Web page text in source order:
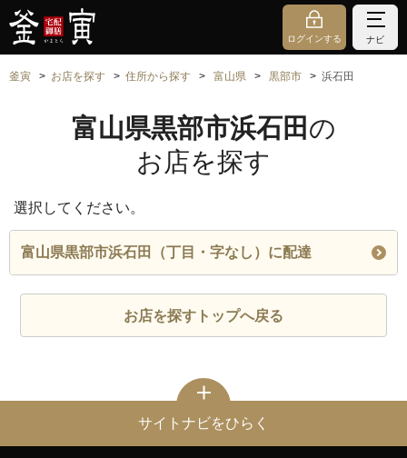
ログインする ナビ
釜寅 お店を探す 住所から探す 富山県 黒部市 浜石田
富山県黒部市浜石田 の
お店を探す
選択してください。
富山県黒部市浜石田（丁目・字なし）に配達
お店を探すトップへ戻る
サイトナビをひらく